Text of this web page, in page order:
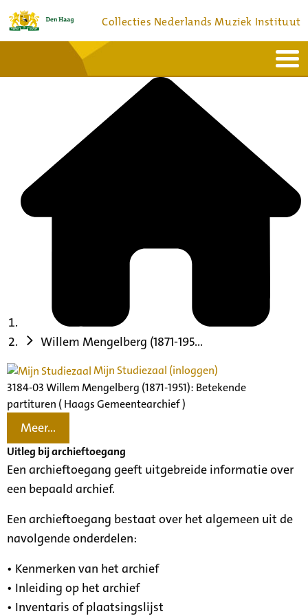
Collecties Nederlands Muziek Instituut
Bronnen en collecties
Willem Mengelberg (1871-195...
Mijn Studiezaal (inloggen)
3184-03 Willem Mengelberg (1871-1951): Betekende
partituren ( Haags Gemeentearchief )
Meer...
Uitleg bij archieftoegang
Een archieftoegang geeft uitgebreide informatie over
een bepaald archief.
Een archieftoegang bestaat over het algemeen uit de
navolgende onderdelen:
• Kenmerken van het archief
• Inleiding op het archief
• Inventaris of plaatsingslijst